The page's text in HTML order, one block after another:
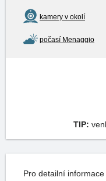
kamery v okolí
počasí Menaggio
TIP:
Pro detailní